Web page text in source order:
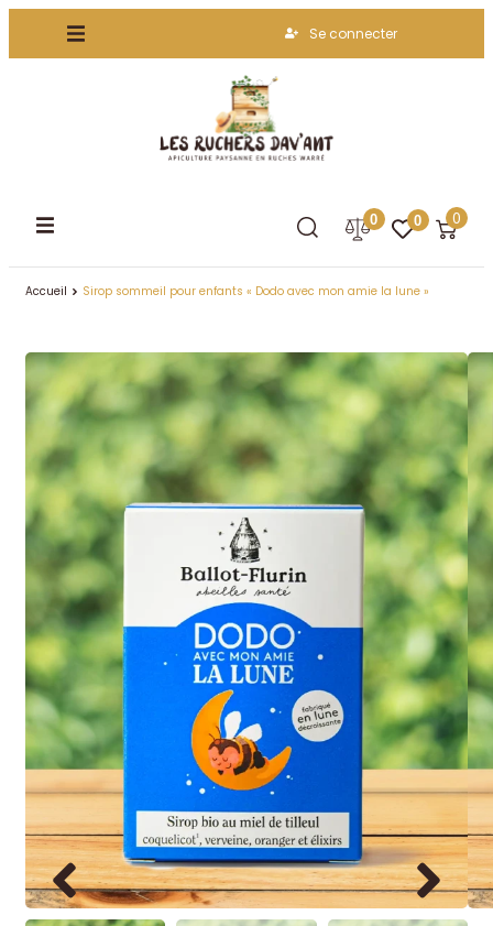
Se connecter
0 0 0
Accueil Sirop sommeil pour enfants « Dodo avec mon amie la lune »